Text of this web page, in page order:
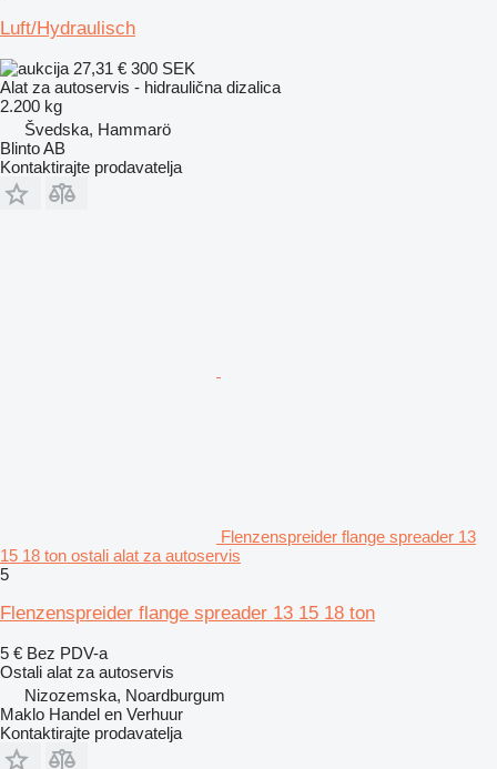
Luft/Hydraulisch
27,31 € 300 SEK
Alat za autoservis - hidraulična dizalica
2.200 kg
Švedska, Hammarö
Blinto AB
Kontaktirajte prodavatelja
Flenzenspreider flange spreader 13
15 18 ton ostali alat za autoservis
5
Flenzenspreider flange spreader 13 15 18 ton
5 € Bez PDV-a
Ostali alat za autoservis
Nizozemska, Noardburgum
Maklo Handel en Verhuur
Kontaktirajte prodavatelja